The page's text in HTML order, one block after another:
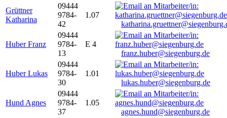
Grüttner
Katharina
09444
9784-
42
1.07
Huber Franz
09444
9784-
13
E 4
franz.huber@siegenburg.de
Huber Lukas
09444
9784-
30
1.01
lukas.huber@siegenburg.de
Hund Agnes
09444
9784-
37
1.05
agnes.hund@siegenburg.de